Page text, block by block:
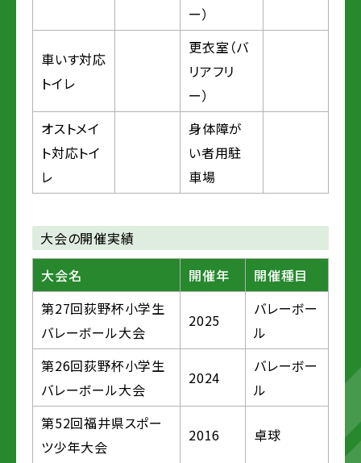
ー）
車いす対応
トイレ
更衣室（バ
リアフリ
ー）
オストメイ
ト対応トイ
レ
身体障が
い者用駐
車場
大会の開催実績
大会名
開催年
開催種目
第27回荻野杯小学生
バレーボール大会
2025
バレーボー
ル
第26回荻野杯小学生
バレーボール大会
2024
バレーボー
ル
第52回福井県スポー
ツ少年大会
2016 卓球